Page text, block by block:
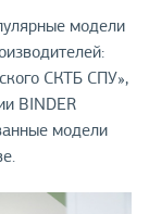
модели
СКТБ СПУ»,
BINDER
модели